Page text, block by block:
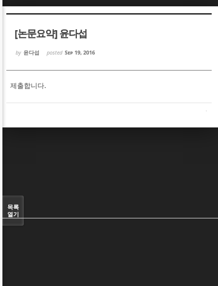
[논문요약] 윤다섭
by 윤다섭 posted Sep 19, 2016
제출합니다.
목록
열기
Sketchbook5, 스케치북5
Sketchbook5, 스케치북5
Sketchbook5, 스케치북5
Sketchbook5, 스케치북5